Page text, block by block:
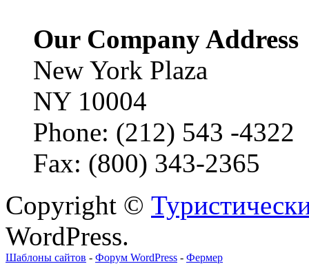
Our Company Address
New York Plaza
NY 10004
Phone: (212) 543 -4322
Fax: (800) 343-2365
Copyright ©
WordPress.
Шаблоны сайтов - Форум WordPress - Фермер